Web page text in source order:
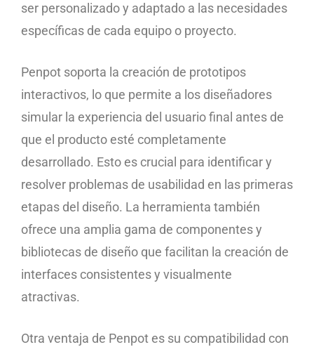
ser personalizado y adaptado a las necesidades
específicas de cada equipo o proyecto.
Penpot soporta la creación de prototipos
interactivos, lo que permite a los diseñadores
simular la experiencia del usuario final antes de
que el producto esté completamente
desarrollado. Esto es crucial para identificar y
resolver problemas de usabilidad en las primeras
etapas del diseño. La herramienta también
ofrece una amplia gama de componentes y
bibliotecas de diseño que facilitan la creación de
interfaces consistentes y visualmente
atractivas.
Otra ventaja de Penpot es su compatibilidad con